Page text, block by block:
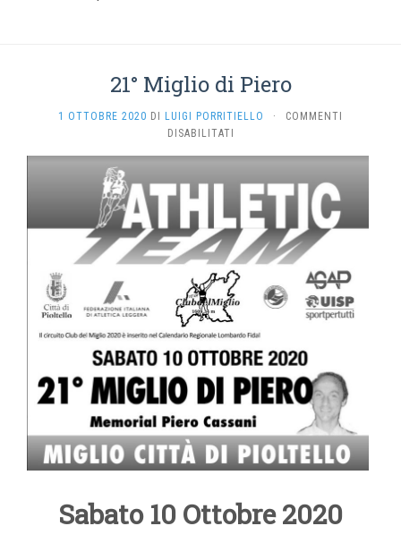
21° Miglio di Piero
1 OTTOBRE 2020 DI LUIGI PORRITIELLO ·
COMMENTI
DISABILITATI
DI
PIERO
Sabato 10 Ottobre 2020